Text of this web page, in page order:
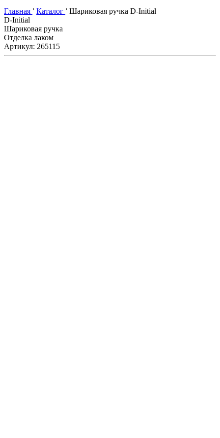
Главная › Каталог › Шариковая ручка D-Initial
D-Initial
Шариковая ручка
Отделка лаком
Артикул: 265115